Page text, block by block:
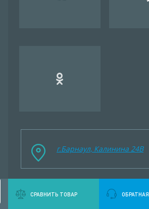
г.Барнаул, Калинина 24B
СРАВНИТЬ ТОВАР